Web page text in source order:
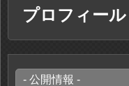
プロフィール
- 公開情報 -